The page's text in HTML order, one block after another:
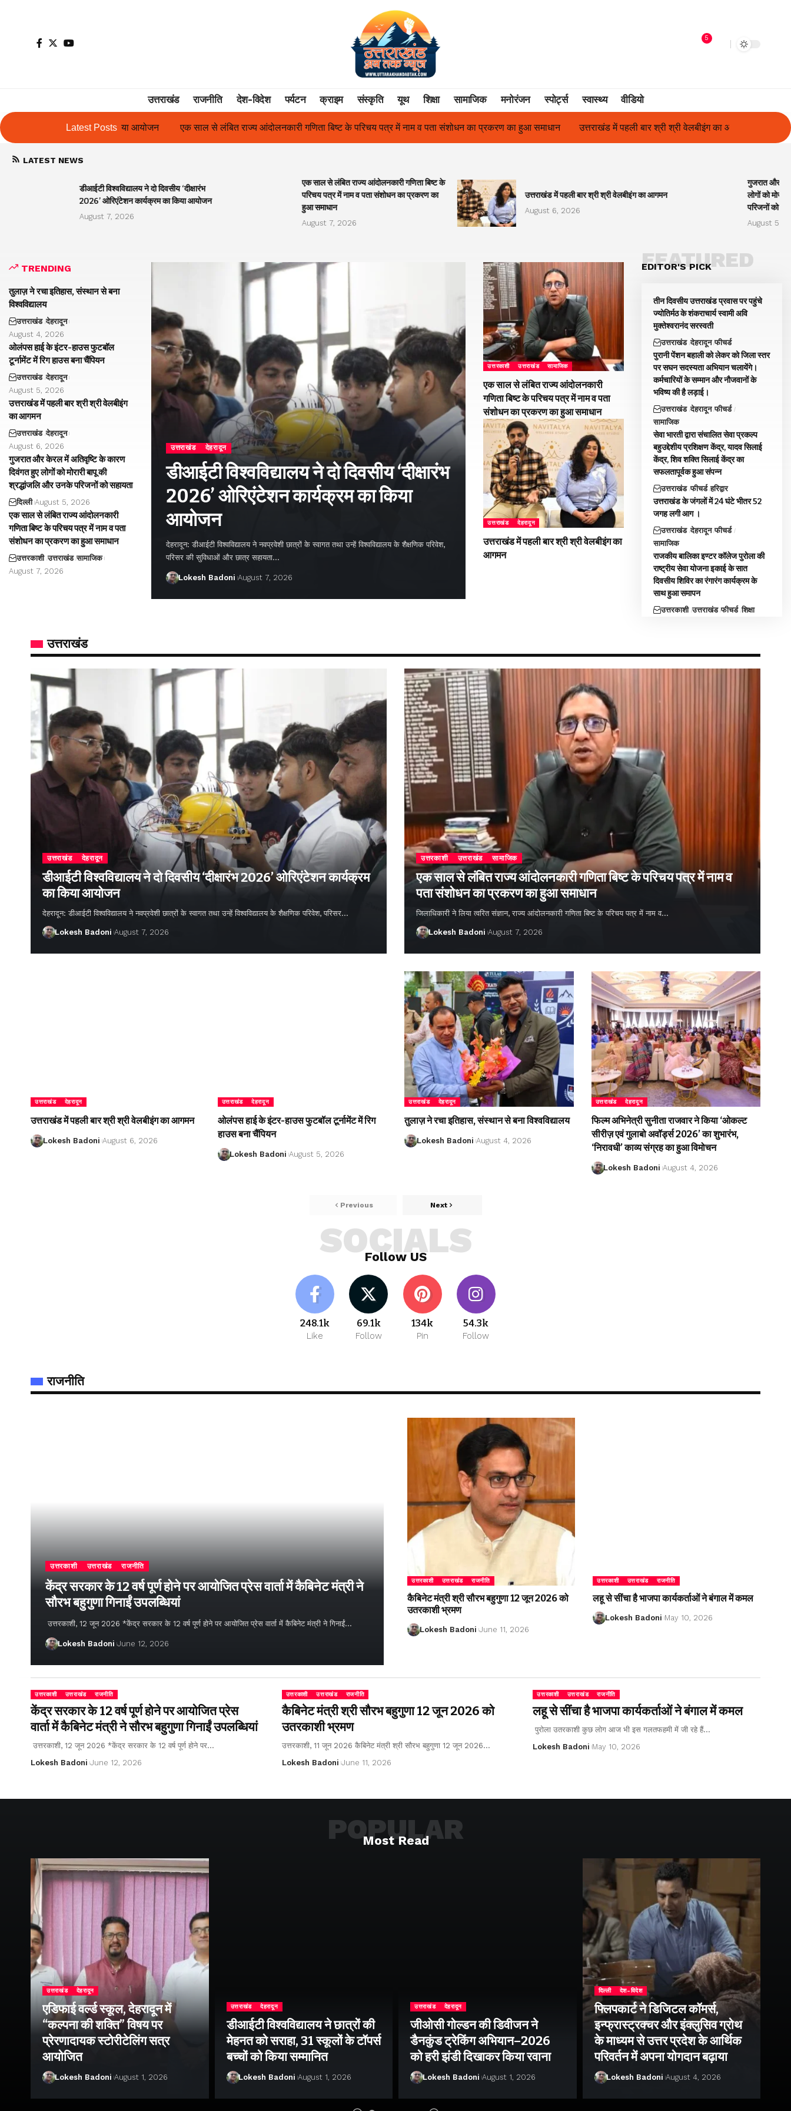
5
उत्तराखंड राजनीति देश-विदेश पर्यटन क्राइम संस्कृति यूथ शिक्षा सामाजिक मनोरंजन स्पोर्ट्स स्वास्थ्य वीडियो
Latest Posts
आयोजन एक साल से लंबित राज्य आंदोलनकारी गणिता बिष्ट के परिचय पत्र में नाम व पता संशोधन का प्रकरण का हुआ समाधान उत्तराखंड में पहली बार श्री श्री वेलबीइंग का आगमन गुजरात और केरल में अतिवृष्टि के कारण दिवंगत
LATEST NEWS
डीआईटी विश्वविद्यालय ने दो दिवसीय ‘दीक्षारंभ
2026’ ओरिएंटेशन कार्यक्रम का किया आयोजन
August 7, 2026
एक साल से लंबित राज्य आंदोलनकारी गणिता बिष्ट के
परिचय पत्र में नाम व पता संशोधन का प्रकरण का
हुआ समाधान
August 7, 2026
उत्तराखंड में पहली बार श्री श्री वेलबीइंग का आगमन
August 6, 2026
गुजरात और
लोगों को
परिजनों को
August 5,
TRENDING
तुलाज़ ने रचा इतिहास, संस्थान से बना
विश्वविद्यालय
उत्तराखंड देहरादून
August 4, 2026
ओलंपस हाई के इंटर-हाउस फुटबॉल
टूर्नामेंट में रिग हाउस बना चैंपियन
उत्तराखंड देहरादून
August 5, 2026
उत्तराखंड में पहली बार श्री श्री वेलबीइंग
का आगमन
उत्तराखंड देहरादून
August 6, 2026
गुजरात और केरल में अतिवृष्टि के कारण
दिवंगत हुए लोगों को मोरारी बापू की
श्रद्धांजलि और उनके परिजनों को सहायता
दिल्ली August 5, 2026
एक साल से लंबित राज्य आंदोलनकारी
गणिता बिष्ट के परिचय पत्र में नाम व पता
संशोधन का प्रकरण का हुआ समाधान
उत्तरकाशी उत्तराखंड सामाजिक
August 7, 2026
उत्तराखंड देहरादून
डीआईटी विश्वविद्यालय ने दो दिवसीय ‘दीक्षारंभ
2026’ ओरिएंटेशन कार्यक्रम का किया
आयोजन
देहरादून: डीआईटी विश्वविद्यालय ने नवप्रवेशी छात्रों के स्वागत तथा उन्हें विश्वविद्यालय के शैक्षणिक परिवेश,
परिसर की सुविधाओं और छात्र सहायता…
Lokesh Badoni August 7, 2026
उत्तरकाशी उत्तराखंड सामाजिक
एक साल से लंबित राज्य आंदोलनकारी
गणिता बिष्ट के परिचय पत्र में नाम व पता
संशोधन का प्रकरण का हुआ समाधान
उत्तराखंड देहरादून
उत्तराखंड में पहली बार श्री श्री वेलबीइंग का
आगमन
EDITOR'S PICK
FEATURED
तीन दिवसीय उत्तराखंड प्रवास पर पहुंचे
ज्योतिर्मठ के शंकराचार्य स्वामी अवि
मुक्तेश्वरानंद सरस्वती
उत्तराखंड देहरादून फीचर्ड
पुरानी पेंशन बहाली को लेकर को जिला स्तर
पर सघन सदस्यता अभियान चलायेंगे।
कर्मचारियों के सम्मान और नौजवानों के
भविष्य की है लड़ाई।
उत्तराखंड देहरादून फीचर्ड
सामाजिक
सेवा भारती द्वारा संचालित सेवा प्रकल्प
बहुउद्देशीय प्रशिक्षण केंद्र, यादव सिलाई
केंद्र, शिव शक्ति सिलाई केंद्र का
सफलतापूर्वक हुआ संपन्न
उत्तराखंड फीचर्ड हरिद्वार
उत्तराखंड के जंगलों में 24 घंटे भीतर 52
जगह लगी आग ।
उत्तराखंड देहरादून फीचर्ड
सामाजिक
राजकीय बालिका इण्टर कॉलेज पुरोला की
राष्ट्रीय सेवा योजना इकाई के सात
दिवसीय शिविर का रंगारंग कार्यक्रम के
साथ हुआ समापन
उत्तरकाशी उत्तराखंड फीचर्ड शिक्षा
उत्तराखंड
उत्तराखंड देहरादून
डीआईटी विश्वविद्यालय ने दो दिवसीय ‘दीक्षारंभ 2026’ ओरिएंटेशन कार्यक्रम
का किया आयोजन
देहरादून: डीआईटी विश्वविद्यालय ने नवप्रवेशी छात्रों के स्वागत तथा उन्हें विश्वविद्यालय के शैक्षणिक परिवेश, परिसर…
Lokesh Badoni August 7, 2026
उत्तरकाशी उत्तराखंड सामाजिक
एक साल से लंबित राज्य आंदोलनकारी गणिता बिष्ट के परिचय पत्र में नाम व
पता संशोधन का प्रकरण का हुआ समाधान
जिलाधिकारी ने लिया त्वरित संज्ञान, राज्य आंदोलनकारी गणिता बिष्ट के परिचय पत्र में नाम व…
Lokesh Badoni August 7, 2026
उत्तराखंड देहरादून
उत्तराखंड में पहली बार श्री श्री वेलबीइंग का आगमन
Lokesh Badoni August 6, 2026
उत्तराखंड देहरादून
ओलंपस हाई के इंटर-हाउस फुटबॉल टूर्नामेंट में रिग
हाउस बना चैंपियन
Lokesh Badoni August 5, 2026
उत्तराखंड देहरादून
तुलाज़ ने रचा इतिहास, संस्थान से बना विश्वविद्यालय
Lokesh Badoni August 4, 2026
उत्तराखंड देहरादून
फिल्म अभिनेत्री सुनीता राजवार ने किया ‘ओकल्ट
सीरीज़ एवं गुलाबो अवॉर्ड्स 2026’ का शुभारंभ,
‘निरावधी’ काव्य संग्रह का हुआ विमोचन
Lokesh Badoni August 4, 2026
Previous Next
Follow US
SOCIALS
248.1k
Like
69.1k
Follow
134k
Pin
54.3k
Follow
राजनीति
उत्तरकाशी उत्तराखंड राजनीति
केंद्र सरकार के 12 वर्ष पूर्ण होने पर आयोजित प्रेस वार्ता में कैबिनेट मंत्री ने
सौरभ बहुगुणा गिनाईं उपलब्धियां
उत्तरकाशी, 12 जून 2026 *केंद्र सरकार के 12 वर्ष पूर्ण होने पर आयोजित प्रेस वार्ता में कैबिनेट मंत्री ने गिनाईं…
Lokesh Badoni June 12, 2026
उत्तरकाशी उत्तराखंड राजनीति
कैबिनेट मंत्री श्री सौरभ बहुगुणा 12 जून 2026 को
उतरकाशी भ्रमण
Lokesh Badoni June 11, 2026
उत्तरकाशी उत्तराखंड राजनीति
लहू से सींचा है भाजपा कार्यकर्ताओं ने बंगाल में कमल
Lokesh Badoni May 10, 2026
उत्तरकाशी उत्तराखंड राजनीति
केंद्र सरकार के 12 वर्ष पूर्ण होने पर आयोजित प्रेस
वार्ता में कैबिनेट मंत्री ने सौरभ बहुगुणा गिनाईं उपलब्धियां
उत्तरकाशी, 12 जून 2026 *केंद्र सरकार के 12 वर्ष पूर्ण होने पर…
Lokesh Badoni June 12, 2026
उत्तरकाशी उत्तराखंड राजनीति
कैबिनेट मंत्री श्री सौरभ बहुगुणा 12 जून 2026 को
उतरकाशी भ्रमण
उत्तरकाशी, 11 जून 2026 कैबिनेट मंत्री श्री सौरभ बहुगुणा 12 जून 2026…
Lokesh Badoni June 11, 2026
उत्तरकाशी उत्तराखंड राजनीति
लहू से सींचा है भाजपा कार्यकर्ताओं ने बंगाल में कमल
पुरोला उतरकाशी कुछ लोग आज भी इस गलतफहमी में जी रहे हैं…
Lokesh Badoni May 10, 2026
Most Read
POPULAR
उत्तराखंड देहरादून
एडिफाई वर्ल्ड स्कूल, देहरादून में
“कल्पना की शक्ति” विषय पर
प्रेरणादायक स्टोरीटेलिंग सत्र
आयोजित
Lokesh Badoni August 1, 2026
उत्तराखंड देहरादून
डीआईटी विश्वविद्यालय ने छात्रों की
मेहनत को सराहा, 31 स्कूलों के टॉपर्स
बच्चों को किया सम्मानित
Lokesh Badoni August 1, 2026
उत्तराखंड देहरादून
जीओसी गोल्डन की डिवीजन ने
डैनकुंड ट्रेकिंग अभियान–2026
को हरी झंडी दिखाकर किया रवाना
Lokesh Badoni August 1, 2026
दिल्ली देश-विदेश
फ्लिपकार्ट ने डिजिटल कॉमर्स,
इन्फ्रास्ट्रक्चर और इंक्लुसिव ग्रोथ
के माध्यम से उत्तर प्रदेश के आर्थिक
परिवर्तन में अपना योगदान बढ़ाया
Lokesh Badoni August 4, 2026